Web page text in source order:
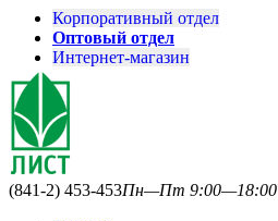
Корпоративный отдел
Оптовый отдел
Интернет-магазин
(841-2) 453-453Пн—Пт 9:00—18:00